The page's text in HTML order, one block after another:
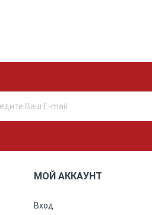
МОЙ АККАУНТ
Вход